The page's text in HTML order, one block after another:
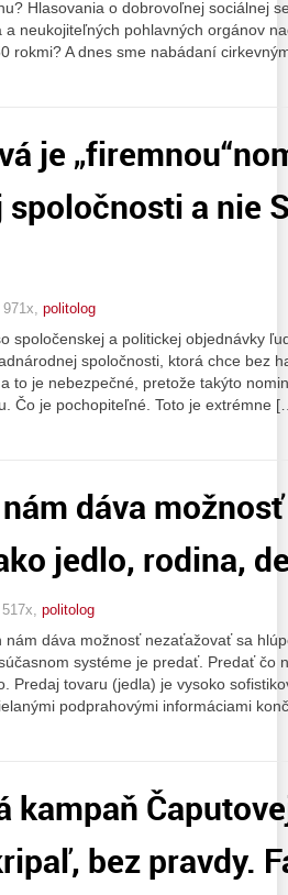
Hlasovania o dobrovoľnej sociálnej
neukojiteľných pohlavných orgánov
rokmi? A dnes sme nabádaní
je
a nie
politolog
spoločenskej a politickej objednávky
spoločnosti, ktorá chce bez
to je nebezpečné, pretože takýto
Čo je pochopiteľné. Toto je extrémne
dáva
jedlo, rodina,
politolog
nám dáva možnosť nezaťažovať sa
systéme je predať. Predať čo
Predaj tovaru (jedla) je vysoko
podprahovými informáciami
kampaň
bez pravdy.